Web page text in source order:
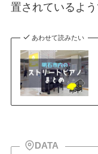
置されているよ
あわせて読みたい
DATA